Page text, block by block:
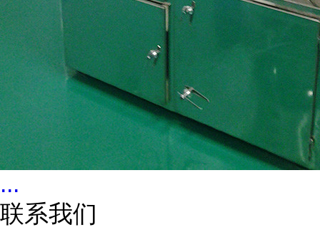
...
联系我们